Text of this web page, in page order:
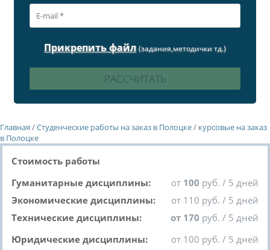
Прикрепить файл (задания,методички тд.)
Главная /Студенческие работы на заказ в Полоцке/ курсовые на заказ
в Полоцке
Стоимость работы
Гуманитарные дисциплины:
от 100 руб. / 5 дней
Экономические дисциплины:
от 110 руб. / 5 дней
Технические дисциплины:
от 170 руб. / 5 дней
Юридические дисциплины:
от 100 руб. / 5 дней